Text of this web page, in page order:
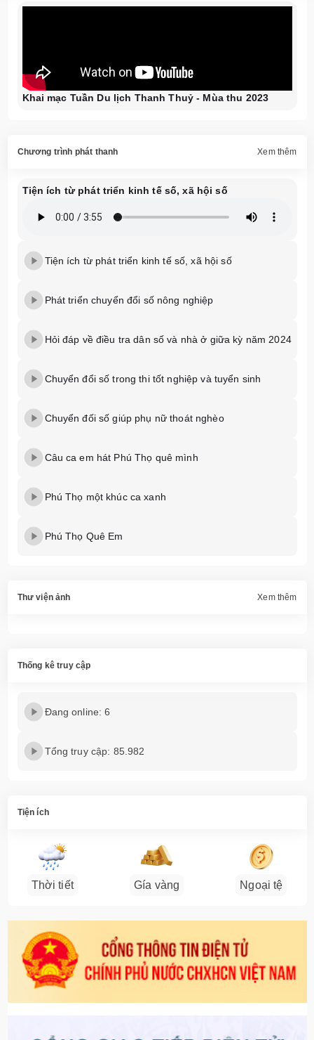
Khai mạc Tuần Du lịch Thanh Thuỷ - Mùa thu 2023
Chương trình phát thanh Xem thêm
Tiện ích từ phát triển kinh tế số, xã hội số
Tiện ích từ phát triển kinh tế số, xã hội số
Phát triển chuyển đổi số nông nghiệp
Hỏi đáp về điều tra dân số và nhà ở giữa kỳ năm 2024
Chuyển đổi số trong thi tốt nghiệp và tuyển sinh
Chuyển đối số giúp phụ nữ thoát nghèo
Câu ca em hát Phú Thọ quê mình
Phú Thọ một khúc ca xanh
Phú Thọ Quê Em
Thư viện ảnh Xem thêm
Thống kê truy cập
Đang online: 6
Tổng truy cập: 85.982
Tiện ích
Thời tiết Gía vàng Ngoại tệ